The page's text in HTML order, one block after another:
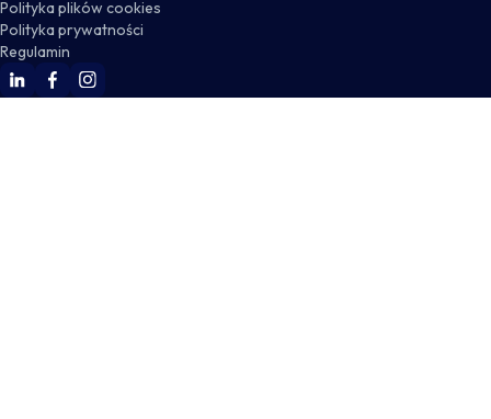
Polityka plików cookies
Polityka prywatności
Regulamin
WSKZ Linkedin
WSKZ Facebook
WSKZ Instagram